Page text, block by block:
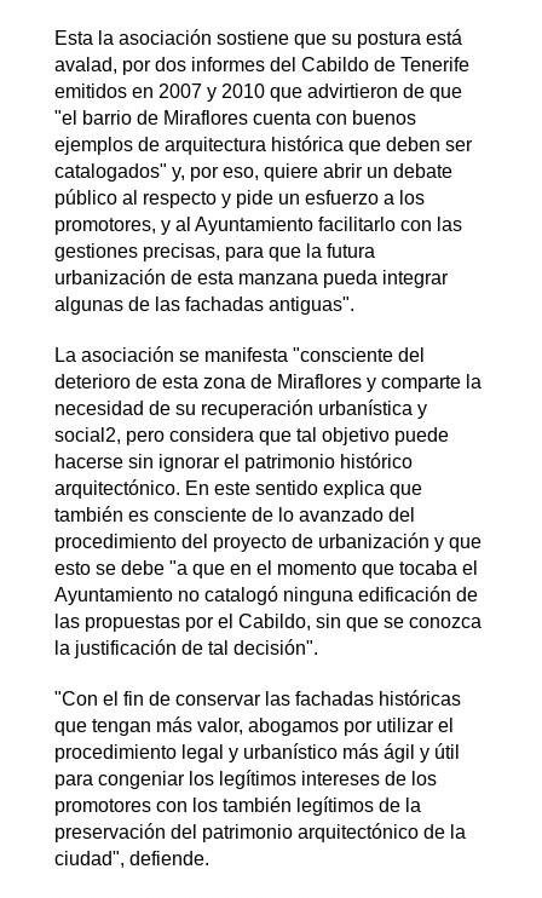
Esta la asociación sostiene que su postura está
avalad, por dos informes del Cabildo de Tenerife
emitidos en 2007 y 2010 que advirtieron de que
"el barrio de Miraflores cuenta con buenos
ejemplos de arquitectura histórica que deben ser
catalogados" y, por eso, quiere abrir un debate
público al respecto y pide un esfuerzo a los
promotores, y al Ayuntamiento facilitarlo con las
gestiones precisas, para que la futura
urbanización de esta manzana pueda integrar
algunas de las fachadas antiguas".
La asociación se manifesta "consciente del
deterioro de esta zona de Miraflores y comparte la
necesidad de su recuperación urbanística y
social2, pero considera que tal objetivo puede
hacerse sin ignorar el patrimonio histórico
arquitectónico. En este sentido explica que
también es consciente de lo avanzado del
procedimiento del proyecto de urbanización y que
esto se debe "a que en el momento que tocaba el
Ayuntamiento no catalogó ninguna edificación de
las propuestas por el Cabildo, sin que se conozca
la justificación de tal decisión".
"Con el fin de conservar las fachadas históricas
que tengan más valor, abogamos por utilizar el
procedimiento legal y urbanístico más ágil y útil
para congeniar los legítimos intereses de los
promotores con los también legítimos de la
preservación del patrimonio arquitectónico de la
ciudad", defiende.